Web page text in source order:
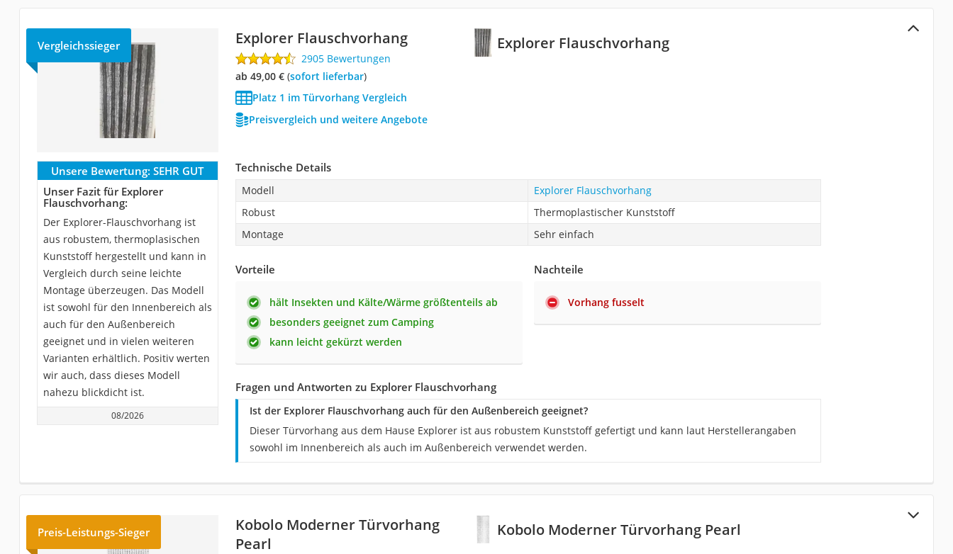
Explorer Flauschvorhang
Vergleichssieger Explorer Flauschvorhang
2905 Bewertungen
ab 49,00 €( Sofort lieferbar)
Platz 1 im Türvorhang Vergleich
Preisvergleich und weitere Angebote
Unsere Bewertung: SEHR GUT
Unser Fazit für Explorer
Flauschvorhang:
Der Explorer-Flauschvorhang ist
aus robustem, thermoplasischen
Kunststoff hergestellt und kann in
Vergleich durch seine leichte
Montage überzeugen. Das Modell
ist sowohl für den Innenbereich als
auch für den Außenbereich
geeignet und in vielen weiteren
Varianten erhältlich. Positiv werten
wir auch, dass dieses Modell
nahezu blickdicht ist.
08/2026
Technische Details
Modell
Explorer Flauschvorhang
Robust
Thermoplastischer Kunststoff
Montage
Sehr einfach
Vorteile
hält Insekten und Kälte/Wärme größtenteils ab
besonders geeignet zum Camping
kann leicht gekürzt werden
Nachteile
Vorhang fusselt
Fragen und Antworten zu Explorer Flauschvorhang
Ist der Explorer Flauschvorhang auch für den Außenbereich geeignet?
Dieser Türvorhang aus dem Hause Explorer ist aus robustem Kunststoff gefertigt und kann laut Herstellerangaben
sowohl im Innenbereich als auch im Außenbereich verwendet werden.
Kobolo Moderner Türvorhang Pearl
Preis-Leistungs-Sieger
Kobolo Moderner Türvorhang
Pearl